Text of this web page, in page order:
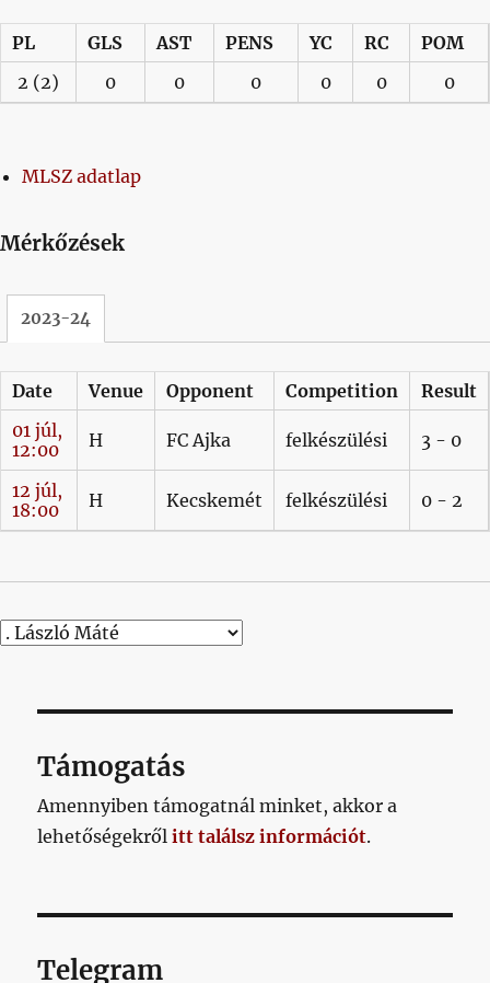
PL GLS AST PENS YC RC
POM
2 (2) 0 0 0 0 0 0
MLSZ adatlap
Mérkőzések
2023-24
Date Venue Opponent Competition
Result
01 júl,
12:00
H FC Ajka felkészülési 3 - 0
12 júl,
18:00
H Kecskemét felkészülési 0 - 2
Támogatás
Amennyiben támogatnál minket, akkor a
lehetőségekrőlitt találsz információt.
Telegram